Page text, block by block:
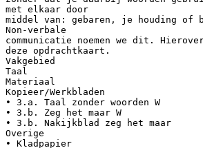
met elkaar door
middel van: gebaren, je houding of
Non-verbale
communicatie noemen we dit.
deze opdrachtkaart.
Vakgebied
Taal
Materiaal
Kopieer/Werkbladen
• 3.a. Taal zonder woorden W
• 3.b. Zeg het maar W
• 3.b. Nakijkblad zeg het maar
Overige
• Kladpapier